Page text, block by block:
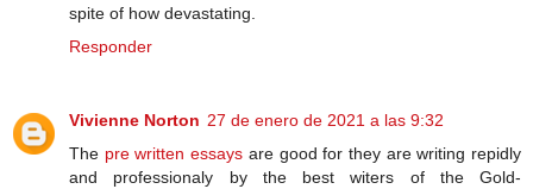
spite of how devastating.
Responder
Vivienne Norton 27 de enero de 2021 a las 9:32
The pre written essays are good for they are writing repidly
and professionaly by the best witers of the Gold-